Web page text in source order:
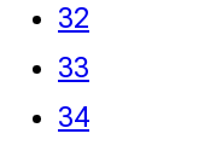
32
33
34